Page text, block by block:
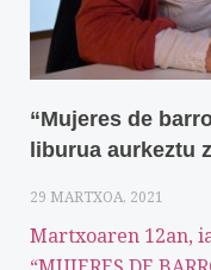
“Mujeres de
liburua aurkeztu
29 MARTXOA, 2021
Martxoaren 12an,